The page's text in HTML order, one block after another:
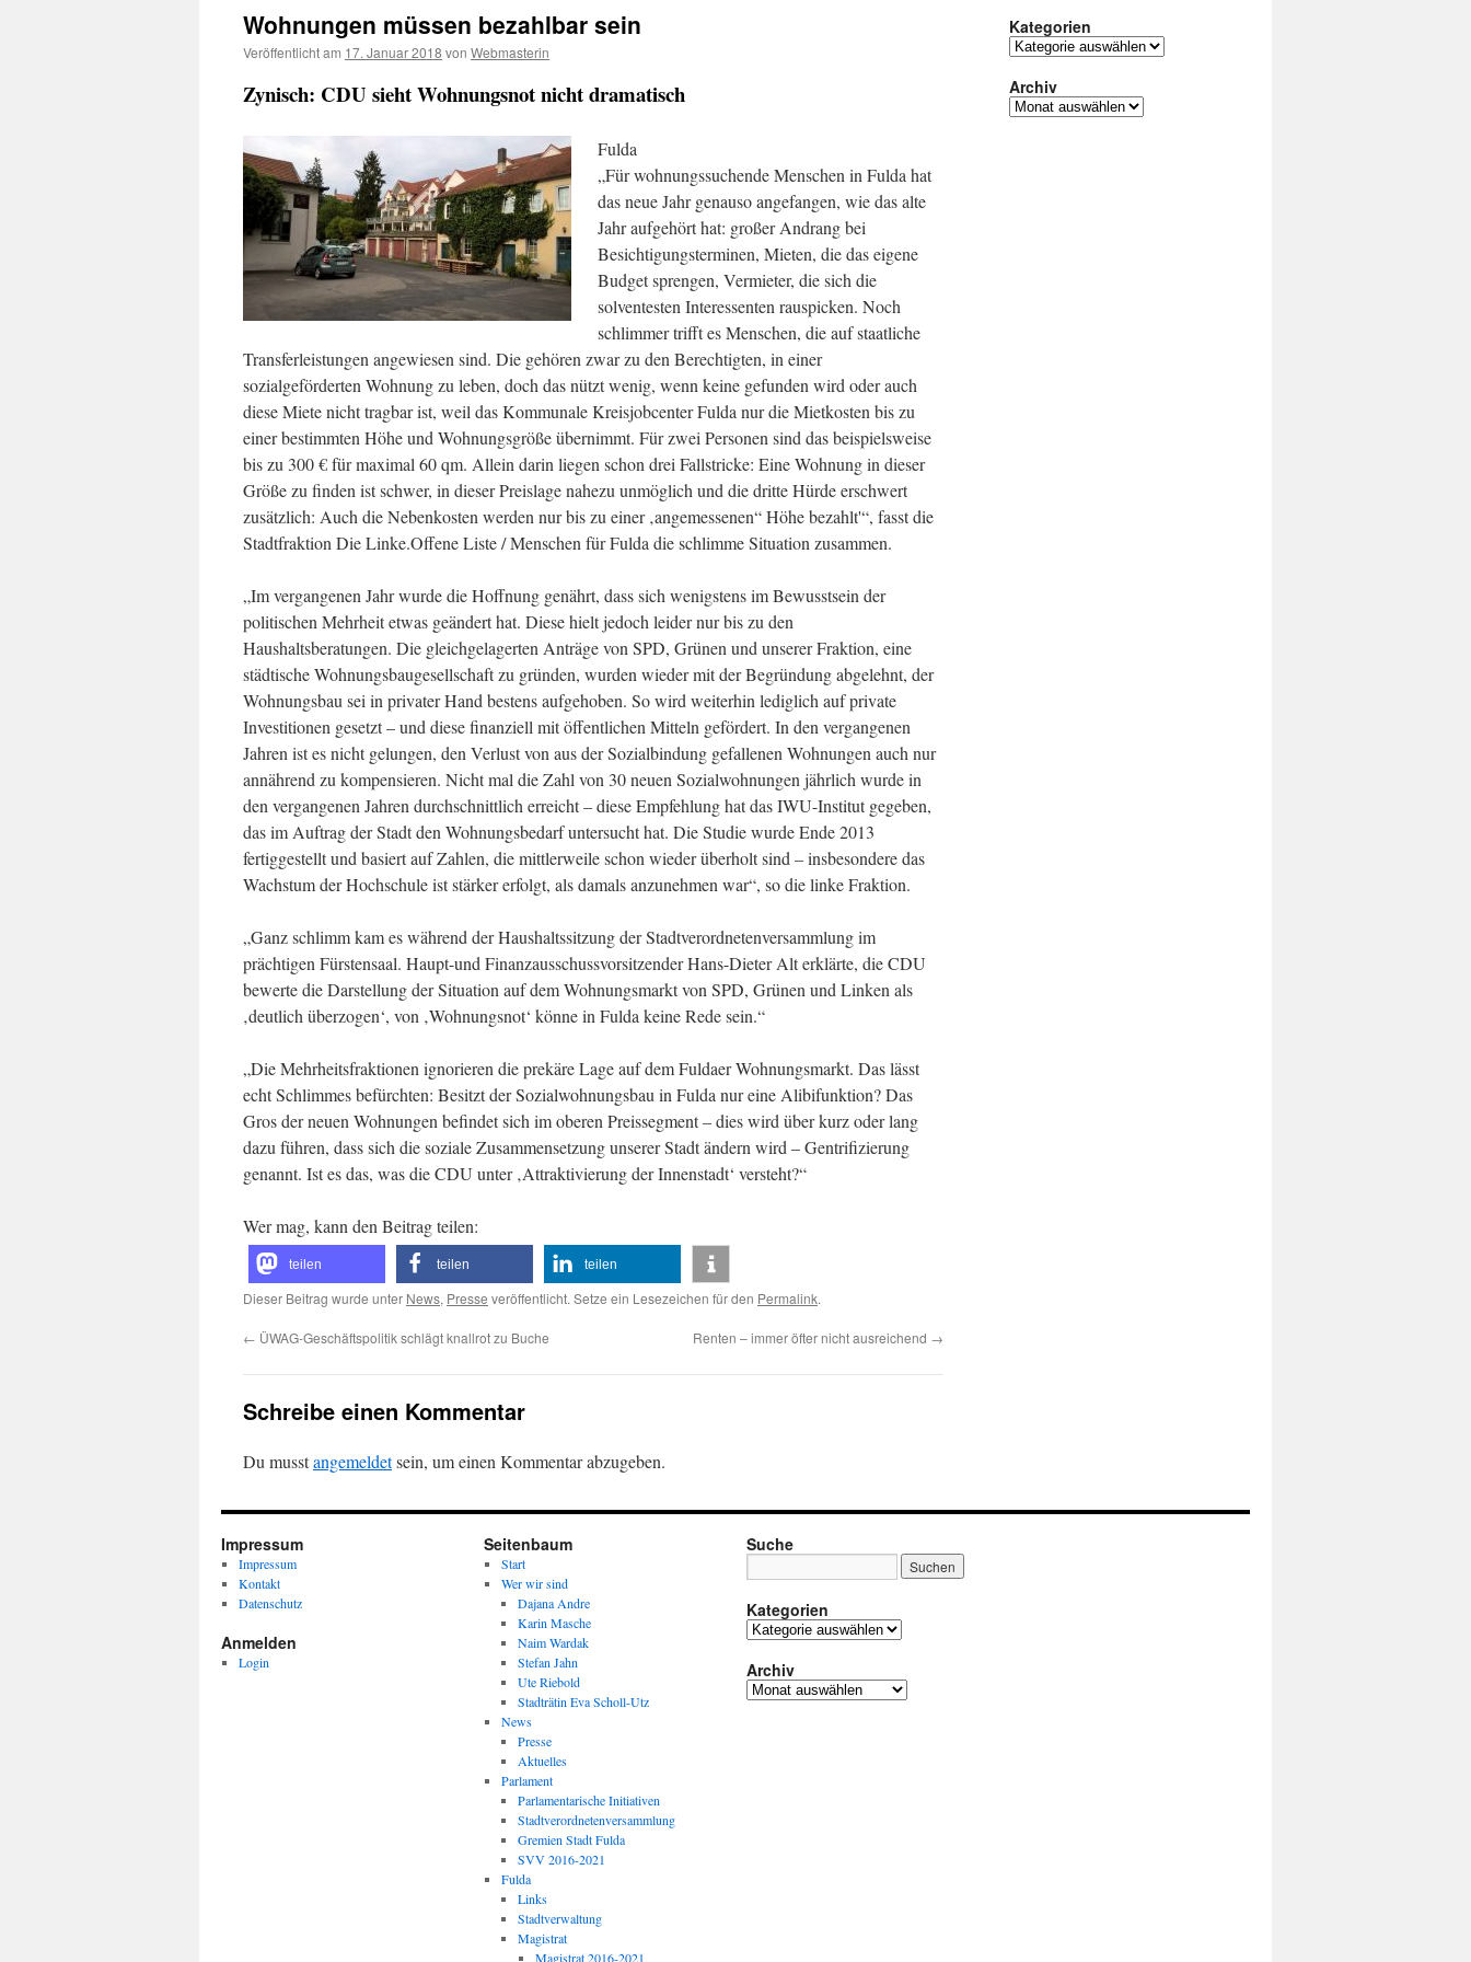
Wohnungen müssen bezahlbar sein
Veröffentlicht am 17. Januar 2018 von Webmasterin
Zynisch: CDU sieht Wohnungsnot nicht dramatisch
Fulda
„Für wohnungssuchende Menschen in Fulda hat
das neue Jahr genauso angefangen, wie das alte
Jahr aufgehört hat: großer Andrang bei
Besichtigungsterminen, Mieten, die das eigene
Budget sprengen, Vermieter, die sich die
solventesten Interessenten rauspicken. Noch
schlimmer trifft es Menschen, die auf staatliche
Transferleistungen angewiesen sind. Die gehören zwar zu den Berechtigten, in einer
sozialgeförderten Wohnung zu leben, doch das nützt wenig, wenn keine gefunden wird oder auch
diese Miete nicht tragbar ist, weil das Kommunale Kreisjobcenter Fulda nur die Mietkosten bis zu
einer bestimmten Höhe und Wohnungsgröße übernimmt. Für zwei Personen sind das beispielsweise
bis zu 300 € für maximal 60 qm. Allein darin liegen schon drei Fallstricke: Eine Wohnung in dieser
Größe zu finden ist schwer, in dieser Preislage nahezu unmöglich und die dritte Hürde erschwert
zusätzlich: Auch die Nebenkosten werden nur bis zu einer ‚angemessenen“ Höhe bezahlt'“, fasst die
Stadtfraktion Die Linke.Offene Liste / Menschen für Fulda die schlimme Situation zusammen.
„Im vergangenen Jahr wurde die Hoffnung genährt, dass sich wenigstens im Bewusstsein der
politischen Mehrheit etwas geändert hat. Diese hielt jedoch leider nur bis zu den
Haushaltsberatungen. Die gleichgelagerten Anträge von SPD, Grünen und unserer Fraktion, eine
städtische Wohnungsbaugesellschaft zu gründen, wurden wieder mit der Begründung abgelehnt, der
Wohnungsbau sei in privater Hand bestens aufgehoben. So wird weiterhin lediglich auf private
Investitionen gesetzt – und diese finanziell mit öffentlichen Mitteln gefördert. In den vergangenen
Jahren ist es nicht gelungen, den Verlust von aus der Sozialbindung gefallenen Wohnungen auch nur
annährend zu kompensieren. Nicht mal die Zahl von 30 neuen Sozialwohnungen jährlich wurde in
den vergangenen Jahren durchschnittlich erreicht – diese Empfehlung hat das IWU-Institut gegeben,
das im Auftrag der Stadt den Wohnungsbedarf untersucht hat. Die Studie wurde Ende 2013
fertiggestellt und basiert auf Zahlen, die mittlerweile schon wieder überholt sind – insbesondere das
Wachstum der Hochschule ist stärker erfolgt, als damals anzunehmen war“, so die linke Fraktion.
„Ganz schlimm kam es während der Haushaltssitzung der Stadtverordnetenversammlung im
prächtigen Fürstensaal. Haupt-und Finanzausschussvorsitzender Hans-Dieter Alt erklärte, die CDU
bewerte die Darstellung der Situation auf dem Wohnungsmarkt von SPD, Grünen und Linken als
‚deutlich überzogen‘, von ‚Wohnungsnot‘ könne in Fulda keine Rede sein.“
„Die Mehrheitsfraktionen ignorieren die prekäre Lage auf dem Fuldaer Wohnungsmarkt. Das lässt
echt Schlimmes befürchten: Besitzt der Sozialwohnungsbau in Fulda nur eine Alibifunktion? Das
Gros der neuen Wohnungen befindet sich im oberen Preissegment – dies wird über kurz oder lang
dazu führen, dass sich die soziale Zusammensetzung unserer Stadt ändern wird – Gentrifizierung
genannt. Ist es das, was die CDU unter ‚Attraktivierung der Innenstadt‘ versteht?“
Wer mag, kann den Beitrag teilen:
teilen teilen teilen
Dieser Beitrag wurde unter News, Presse veröffentlicht. Setze ein Lesezeichen für den Permalink.
← ÜWAG-Geschäftspolitik schlägt knallrot zu Buche Renten – immer öfter nicht ausreichend →
Schreibe einen Kommentar
Du musstangemeldetsein, um einen Kommentar abzugeben.
Kategorien
Kategorien
Archiv
Archiv
Impressum
Impressum
Kontakt
Datenschutz
Anmelden
Login
Seitenbaum
Start
Wer wir sind
Dajana Andre
Karin Masche
Naim Wardak
Stefan Jahn
Ute Riebold
Stadträtin Eva Scholl-Utz
News
Presse
Aktuelles
Parlament
Parlamentarische Initiativen
Stadtverordnetenversammlung
Gremien Stadt Fulda
SVV 2016-2021
Fulda
Links
Stadtverwaltung
Magistrat
Magistrat 2016-2021
Suche
Kategorien
Kategorien
Archiv
Archiv